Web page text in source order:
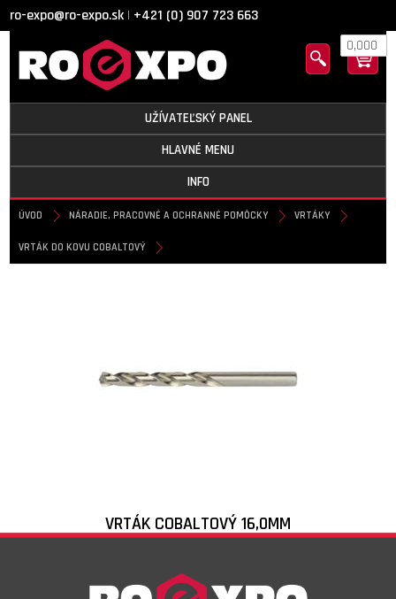
ro-expo@ro-expo.sk | +421 (0) 907 723 663
0,000
UŽÍVATEĽSKÝ PANEL
HLAVNÉ MENU
INFO
ÚVOD NÁRADIE, PRACOVNÉ A OCHRANNÉ POMÔCKY VRTÁKY
VRTÁK DO KOVU COBALTOVÝ
VRTÁK COBALTOVÝ 16,0MM
Skladové číslo:
Objednávkový kód: